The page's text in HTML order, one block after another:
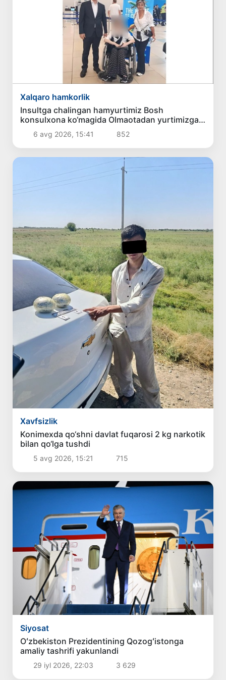
Xalqaro hamkorlik
Insultga chalingan hamyurtimiz Bosh
konsulxona ko‘magida Olmaotadan yurtimizga
qaytarildi
6 avg 2026, 15:41 852
Xavfsizlik
Konimexda qo‘shni davlat fuqarosi 2 kg narkotik
bilan qo‘lga tushdi
5 avg 2026, 15:21 715
Siyosat
Oʻzbekiston Prezidentining Qozogʻistonga
amaliy tashrifi yakunlandi
29 iyl 2026, 22:03 3 629